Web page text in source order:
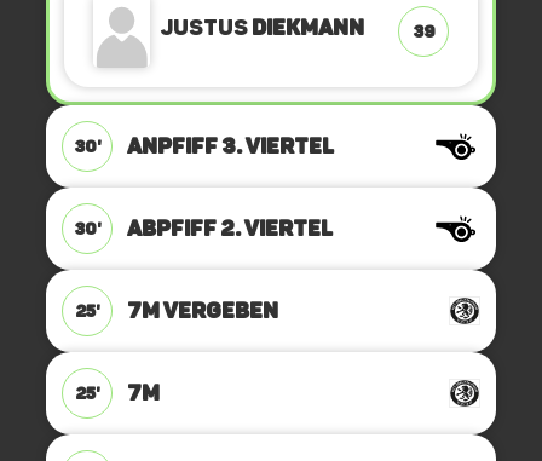
JustusDiekmann 39
30' ANPFIFF 3. Viertel
30' ABPFIFF 2. Viertel
25' 7M VERGEBEN
25' 7M